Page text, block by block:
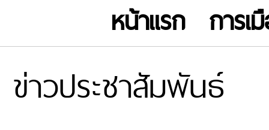
หน้าแรก การเ
ข่าวประชาสัมพันธ์